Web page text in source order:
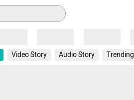
Video Story Audio Story Trending